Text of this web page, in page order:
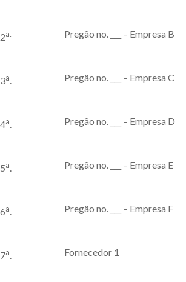
2a.
Pregão no. ___ – Empresa B
3a.
Pregão no. ___ – Empresa C
4a.
Pregão no. ___ – Empresa D
5a.
Pregão no. ___ – Empresa E
6a.
Pregão no. ___ – Empresa F
7a.
Fornecedor 1